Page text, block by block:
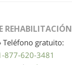
REHABILITACIÓN
Teléfono gratuito:
877-620-3481